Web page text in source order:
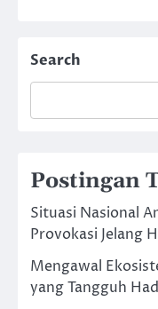
Search
Postingan
Situasi Nasional
Provokasi Jelang
Mengawal
yang Tangguh